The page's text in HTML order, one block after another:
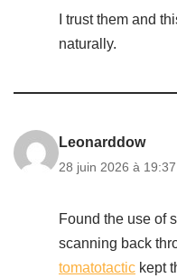
I trust them and
naturally.
Leonarddow
28 juin 2026 à 19:37
Found the use of
scanning back
tomatotactic kept